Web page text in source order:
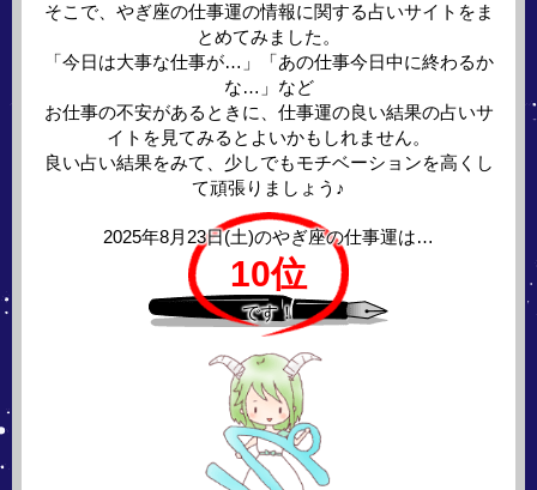
そこで、やぎ座の仕事運の情報に関する占いサイトをま
とめてみました。
「今日は大事な仕事が…」「あの仕事今日中に終わるか
な…」など
お仕事の不安があるときに、仕事運の良い結果の占いサ
イトを見てみるとよいかもしれません。
良い占い結果をみて、少しでもモチベーションを高くし
て頑張りましょう♪
2025年8月23日(土)のやぎ座の仕事運は…
10位
です！